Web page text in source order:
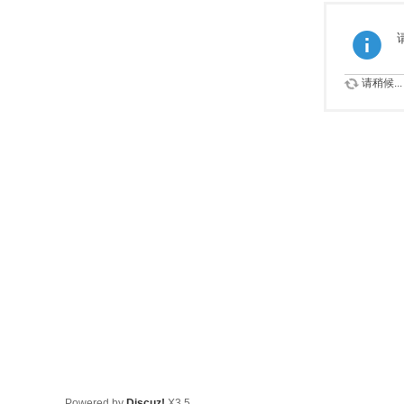
请稍候...